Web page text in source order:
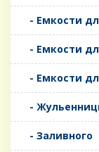
- Емкости
- Емкости
- Емкости
-
- Заливного